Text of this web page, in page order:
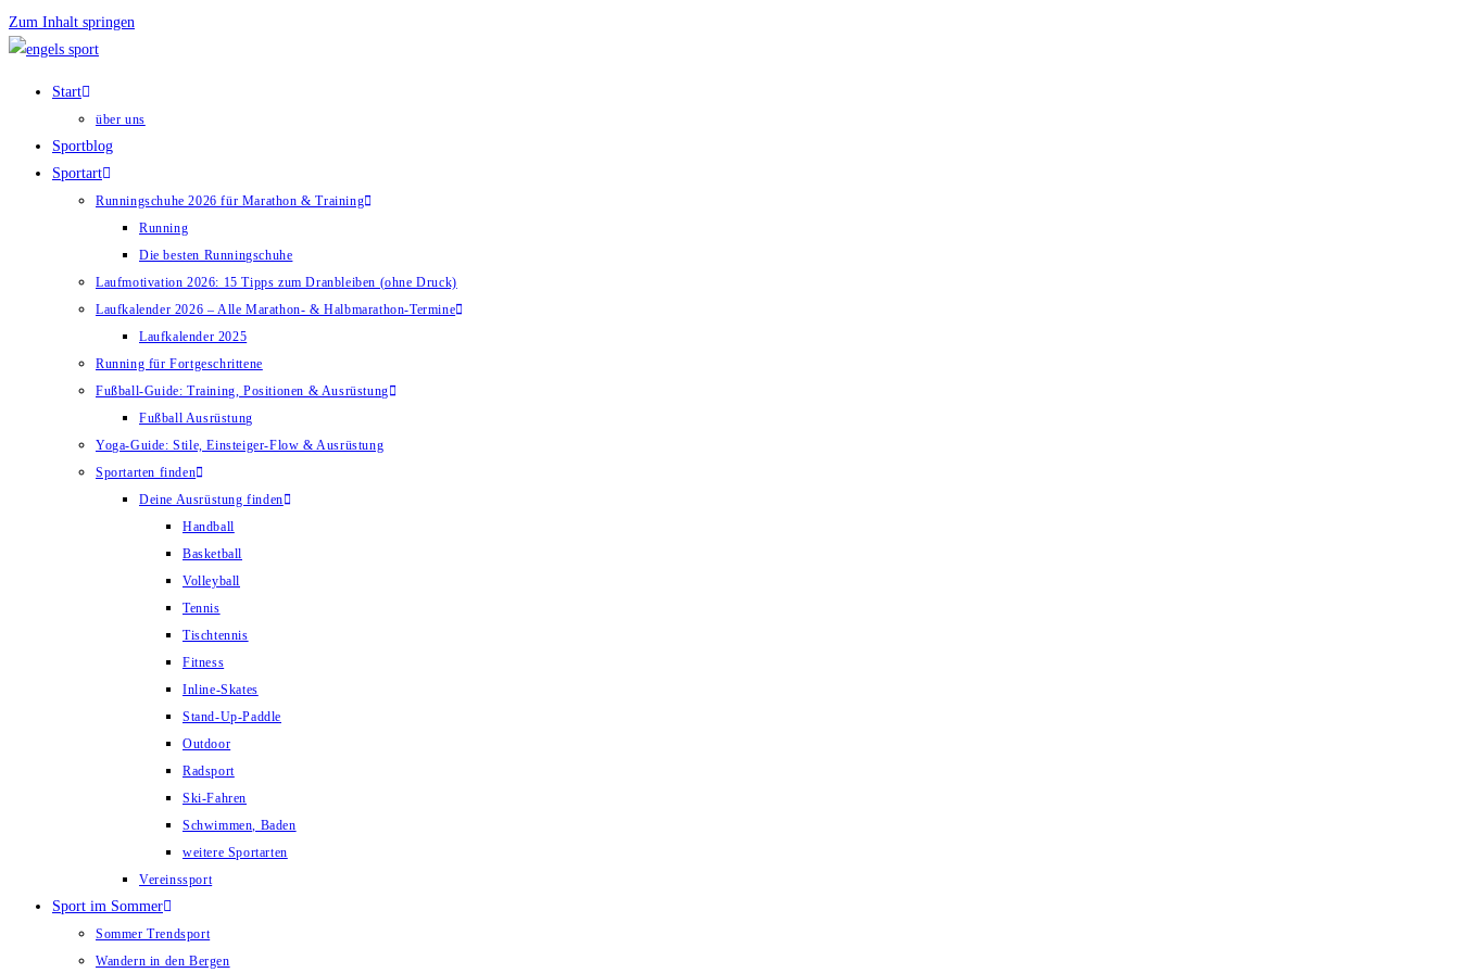
Zum Inhalt springen
Start
über uns
Sportblog
Sportart
Runningschuhe 2026 für Marathon & Training
Running
Die besten Runningschuhe
Laufmotivation 2026: 15 Tipps zum Dranbleiben (ohne Druck)
Laufkalender 2026 – Alle Marathon- & Halbmarathon-Termine
Laufkalender 2025
Running für Fortgeschrittene
Fußball-Guide: Training, Positionen & Ausrüstung
Fußball Ausrüstung
Yoga-Guide: Stile, Einsteiger-Flow & Ausrüstung
Sportarten finden
Deine Ausrüstung finden
Handball
Basketball
Volleyball
Tennis
Tischtennis
Fitness
Inline-Skates
Stand-Up-Paddle
Outdoor
Radsport
Ski-Fahren
Schwimmen, Baden
weitere Sportarten
Vereinssport
Sport im Sommer
Sommer Trendsport
Wandern in den Bergen